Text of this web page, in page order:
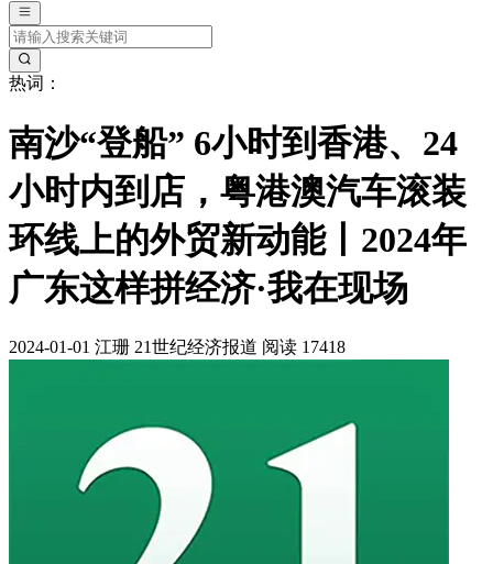
热词：
南沙“登船” 6小时到香港、24
小时内到店，粤港澳汽车滚装
环线上的外贸新动能丨2024年
广东这样拼经济·我在现场
2024-01-01 江珊 21世纪经济报道 阅读 17418